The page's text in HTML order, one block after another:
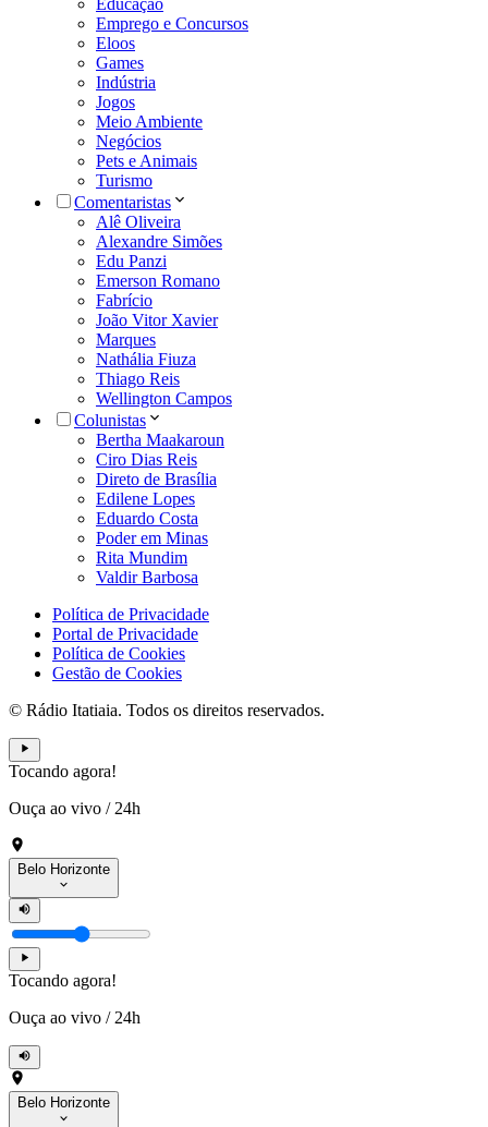
Emprego e Concursos
Eloos
Games
Indústria
Jogos
Meio Ambiente
Negócios
Pets e Animais
Turismo
Comentaristas
Alê Oliveira
Alexandre Simões
Edu Panzi
Emerson Romano
Fabrício
João Vitor Xavier
Marques
Nathália Fiuza
Thiago Reis
Wellington Campos
Colunistas
Bertha Maakaroun
Ciro Dias Reis
Direto de Brasília
Edilene Lopes
Eduardo Costa
Poder em Minas
Rita Mundim
Valdir Barbosa
Política de Privacidade
Portal de Privacidade
Política de Cookies
Gestão de Cookies
© Rádio Itatiaia. Todos os direitos reservados.
Tocando agora!
Ouça ao vivo / 24h
Belo Horizonte
Tocando agora!
Ouça ao vivo / 24h
Belo Horizonte